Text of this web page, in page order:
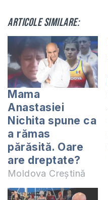
Articole similare:
Mama
Anastasiei
Nichita spune ca
a rămas
părăsită. Oare
are dreptate?
Moldova Creștină